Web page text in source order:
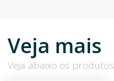
Veja mais
Veja abaixo os produtos